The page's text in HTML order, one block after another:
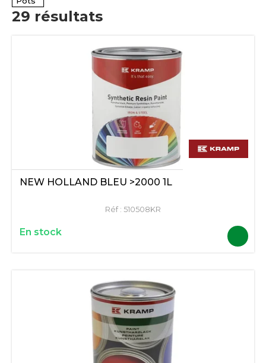
29 résultats
NEW HOLLAND BLEU >2000 1L
Réf : 510508KR
En stock